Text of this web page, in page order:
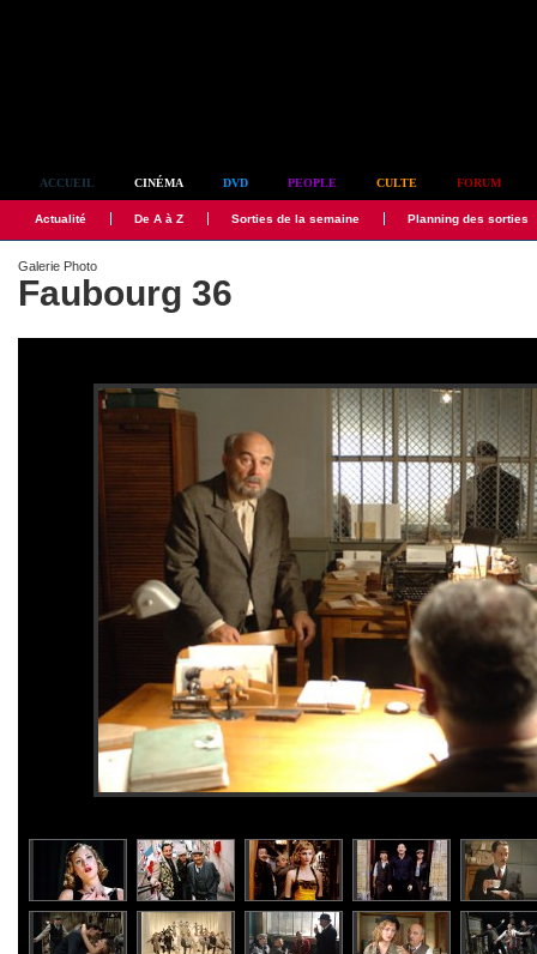
ACCUEIL CINÉMA DVD PEOPLE CULTE FORUM
Actualité De A à Z Sorties de la semaine Planning des sorties
Galerie Photo
Faubourg 36